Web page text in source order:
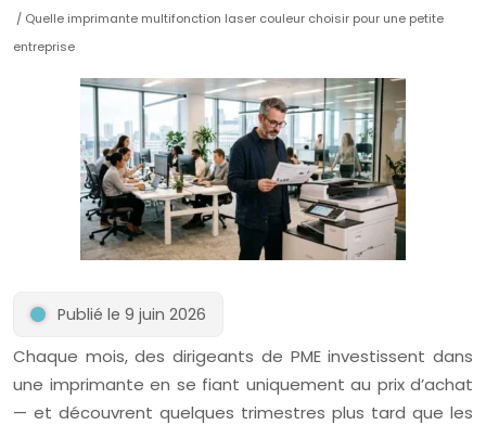
/ Quelle imprimante multifonction laser couleur choisir pour une petite
entreprise
Publié le 9 juin 2026
Chaque mois, des dirigeants de PME investissent dans
une imprimante en se fiant uniquement au prix d’achat
— et découvrent quelques trimestres plus tard que les